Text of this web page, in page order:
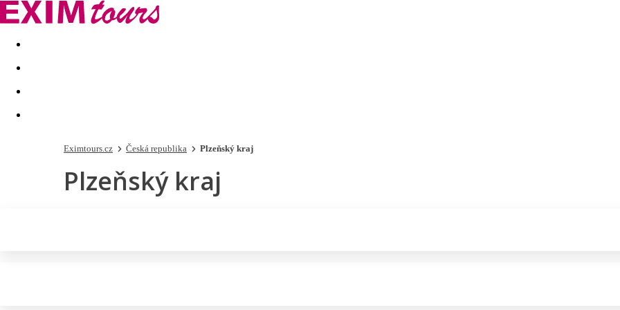
Akční nabídky Last minute
Eximtours.cz Česká republika Plzeňský kraj
Plzeňský kraj